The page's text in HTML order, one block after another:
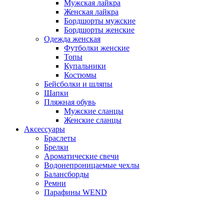
Мужская лайкра
Женская лайкра
Бордшорты мужские
Бордшорты женские
Одежда женская
Футболки женские
Топы
Купальники
Костюмы
Бейсболки и шляпы
Шапки
Пляжная обувь
Мужские сланцы
Женские сланцы
Аксессуары
Браслеты
Брелки
Ароматические свечи
Водонепроницаемые чехлы
Балансборды
Ремни
Парафины WEND